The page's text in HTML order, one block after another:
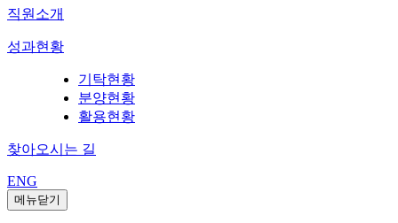
직원소개
성과현황
기탁현황
분양현황
활용현황
찾아오시는 길
ENG
메뉴닫기